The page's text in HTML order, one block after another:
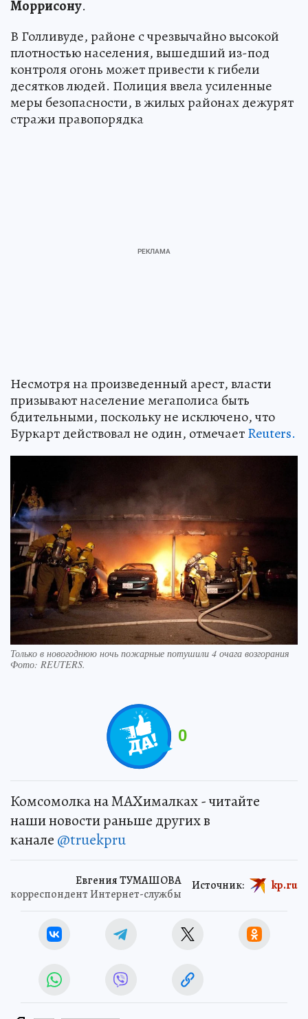
Моррисону.
В Голливуде, районе с чрезвычайно высокой
плотностью населения, вышедший из-под
контроля огонь может привести к гибели
десятков людей. Полиция ввела усиленные
меры безопасности, в жилых районах дежурят
стражи правопорядка
Несмотря на произведенный арест, власти
призывают население мегаполиса быть
бдительными, поскольку не исключено, что
Буркарт действовал не один, отмечаетReuters.
Только в новогоднюю ночь пожарные потушили 4 очага возгорания
Фото: REUTERS.
0
Комсомолка на MAXималках - читайте
наши новости раньше других в
канале @truekpru
Евгения ТУМАШОВА
корреспондент Интернет-службы
Источник: kp.ru